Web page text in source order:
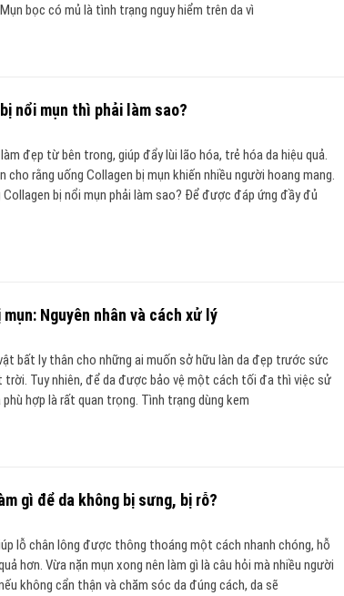
bọc có mủ là tình trạng nguy hiểm trên da vì
nổi mụn thì phải làm sao?
đẹp từ bên trong, giúp đẩy lùi lão hóa, trẻ hóa da hiệu quả.
rằng uống Collagen bị mụn khiến nhiều người hoang mang.
bị nổi mụn phải làm sao? Để được đáp ứng đầy đủ
Nguyên nhân và cách xử lý
bất ly thân cho những ai muốn sở hữu làn da đẹp trước sức
trời. Tuy nhiên, để da được bảo vệ một cách tối đa thì việc sử
hợp là rất quan trọng. Tình trạng dùng kem
gì để da không bị sưng, bị rỗ?
lỗ chân lông được thông thoáng một cách nhanh chóng, hỗ
hơn. Vừa nặn mụn xong nên làm gì là câu hỏi mà nhiều người
không cẩn thận và chăm sóc da đúng cách, da sẽ